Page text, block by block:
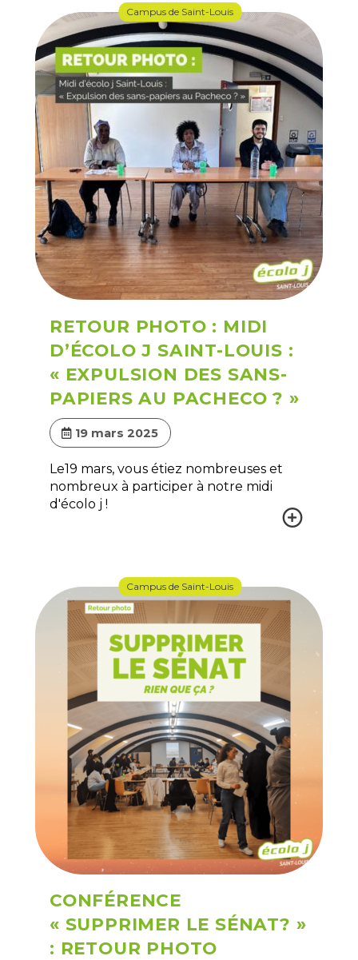
Campus de Saint-Louis
RETOUR PHOTO : MIDI
D’ÉCOLO J SAINT-LOUIS :
« EXPULSION DES SANS-
PAPIERS AU PACHECO ? »
19 mars 2025
Le19 mars, vous étiez nombreuses et
nombreux à participer à notre midi
d'écolo j !
Campus de Saint-Louis
CONFÉRENCE
« SUPPRIMER LE SÉNAT? »
: RETOUR PHOTO